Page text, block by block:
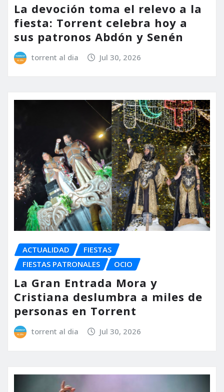
La devoción toma el relevo a la
fiesta: Torrent celebra hoy a
sus patronos Abdón y Senén
torrent al dia Jul 30, 2026
ACTUALIDAD
FIESTAS
FIESTAS PATRONALES
OCIO
La Gran Entrada Mora y
Cristiana deslumbra a miles de
personas en Torrent
torrent al dia Jul 30, 2026